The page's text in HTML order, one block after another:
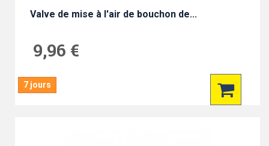
Valve de mise à l'air de bouchon de...
9,96 €
7 jours